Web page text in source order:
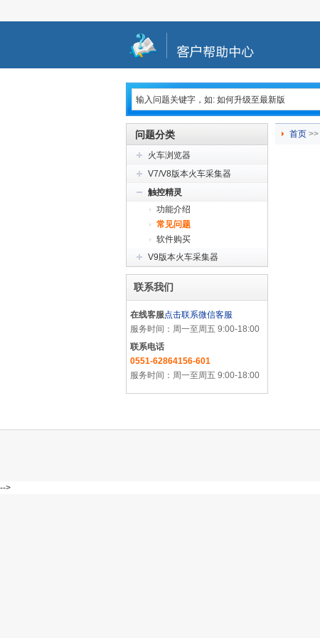
问题分类
火车浏览器
V7/V8版本火车采集器
触控精灵
功能介绍
常见问题
软件购买
V9版本火车采集器
联系我们
在线客服点击联系微信客服
服务时间：周一至周五 9:00-18:00
联系电话
0551-62864156-601
服务时间：周一至周五 9:00-18:00
首页 >>
-->